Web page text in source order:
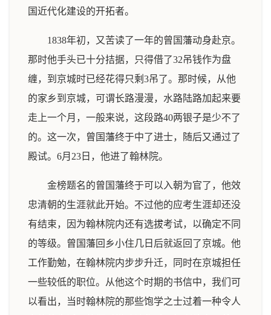
国近代化建设的开拓者。
1838年初，又苦读了一年的曾国藩动身赴京。
那时他手头已十分拮据，只得借了32吊钱作为盘
缠，到京城时已经花得只剩3吊了。那时候，从他
的家乡到京城，可谓长路漫漫，水路陆路加起来要
走上一个月，一般来说，这段路40两银子是少不了
的。这一次，曾国藩终于中了进士，随后又通过了
殿试。6月23日，他进了翰林院。
金榜题名的曾国藩终于可以入朝为官了，他效
忠清朝的生涯就此开始。不过他的应考生涯却还没
有结束，因为翰林院内还有选拔考试，以确定不同
的等级。曾国藩回乡小住几日后就返回了京城。他
工作勤勉，在翰林院内步步升迁，同时在京城担任
一些较低的职位。从他这个时期的书信中，我们可
以看出，当时翰林院的那些饱学之士过着一种令人